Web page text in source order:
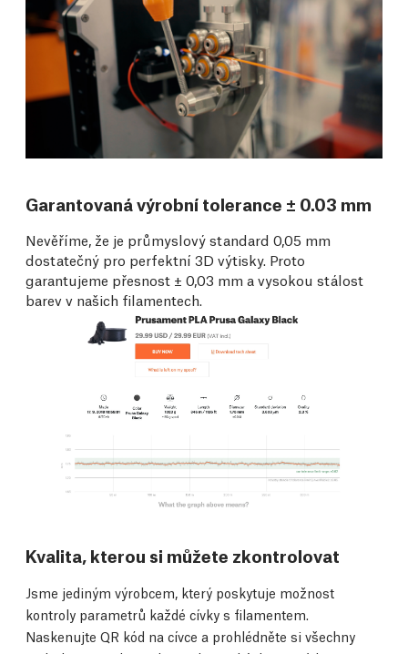
Garantovaná výrobní tolerance ± 0.03 mm
Nevěříme, že je průmyslový standard 0,05 mm
dostatečný pro perfektní 3D výtisky. Proto
garantujeme přesnost ± 0,03 mm a vysokou stálost
barev v našich filamentech.
Kvalita, kterou si můžete zkontrolovat
Jsme jediným výrobcem, který poskytuje možnost
kontroly parametrů každé cívky s filamentem.
Naskenujte QR kód na cívce a prohlédněte si všechny